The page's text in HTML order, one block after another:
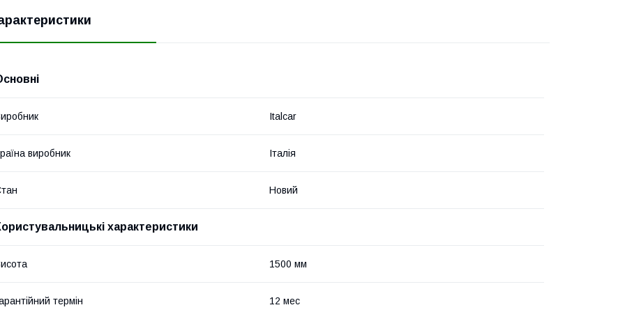
Italcar
виробник Італія
Новий
характеристики
1500 мм
термін 12 мес